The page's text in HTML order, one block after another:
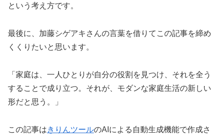
という考え方です。
最後に、加藤シゲアキさんの言葉を借りてこの記事を締め
くくりたいと思います。
「家庭は、一人ひとりが自分の役割を見つけ、それを全う
することで成り立つ。それが、モダンな家庭生活の新しい
形だと思う。」
この記事はきりんツールのAIによる自動生成機能で作成さ